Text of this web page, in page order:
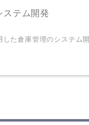
ステム開発
た倉庫管理のシステム